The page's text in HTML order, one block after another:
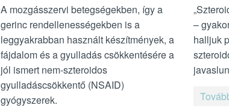
A mozgásszervi betegségekben, így a
gerinc rendellenességekben is a
leggyakrabban használt készítmények, a
fájdalom és a gyulladás csökkentésére a
jól ismert nem-szteroidos
gyulladáscsökkentő (NSAID)
gyógyszerek.
–
halljuk